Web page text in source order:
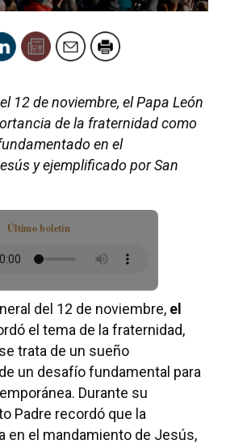
12 de noviembre, el Papa León
de la fraternidad como
en el
y ejemplificado por San
Último boletín
del 12 de noviembre, el
el tema de la fraternidad,
trata de un sueño
un desafío fundamental para
Durante su
Padre recordó que la
en el mandamiento de Jesús,